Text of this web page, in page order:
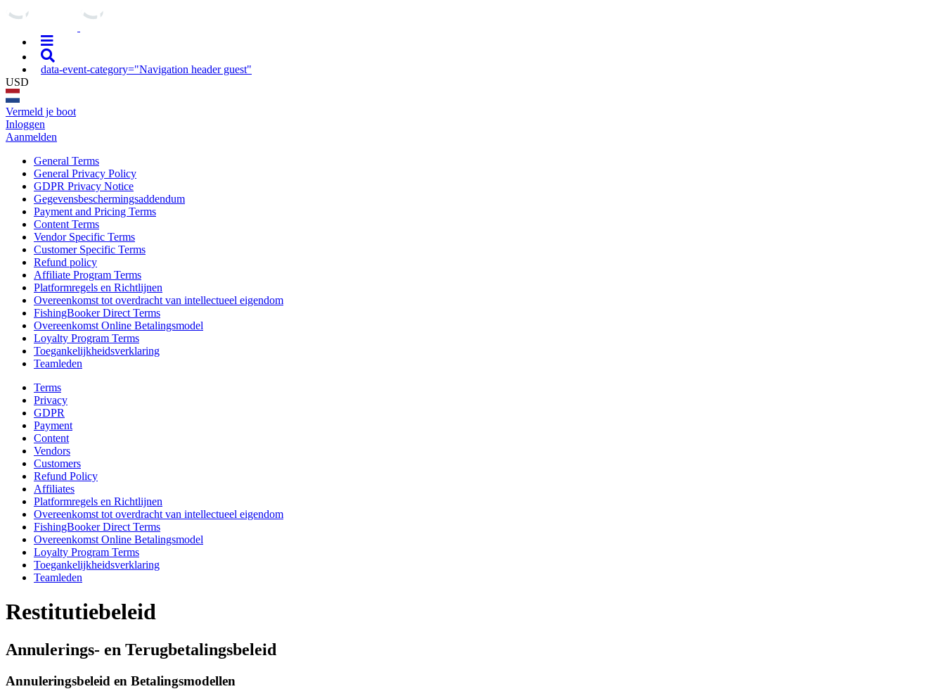
data-event-category="Navigation header guest"
USD
Vermeld je boot
Inloggen
Aanmelden
General Terms
General Privacy Policy
GDPR Privacy Notice
Gegevensbeschermingsaddendum
Payment and Pricing Terms
Content Terms
Vendor Specific Terms
Customer Specific Terms
Refund policy
Affiliate Program Terms
Platformregels en Richtlijnen
Overeenkomst tot overdracht van intellectueel eigendom
FishingBooker Direct Terms
Overeenkomst Online Betalingsmodel
Loyalty Program Terms
Toegankelijkheidsverklaring
Teamleden
Terms
Privacy
GDPR
Payment
Content
Vendors
Customers
Refund Policy
Affiliates
Platformregels en Richtlijnen
Overeenkomst tot overdracht van intellectueel eigendom
FishingBooker Direct Terms
Overeenkomst Online Betalingsmodel
Loyalty Program Terms
Toegankelijkheidsverklaring
Teamleden
Restitutiebeleid
Annulerings- en Terugbetalingsbeleid
Annuleringsbeleid en Betalingsmodellen